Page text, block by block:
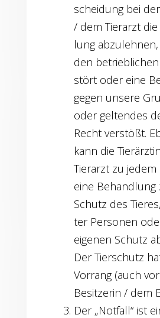
schei­dung bei
/ dem Tier­arzt
lung
den
stört oder eine
gegen unse­re
oder gel­ten­des
Recht ver­stößt.
kann die
Tier­arzt zu
eine Behand­lung
Schutz des
ter Per­so­nen
eige­nen Schutz
Der Tier­schutz
Vor­rang (auch
Besit­ze­rin / dem
Der „Not­fall“ ist